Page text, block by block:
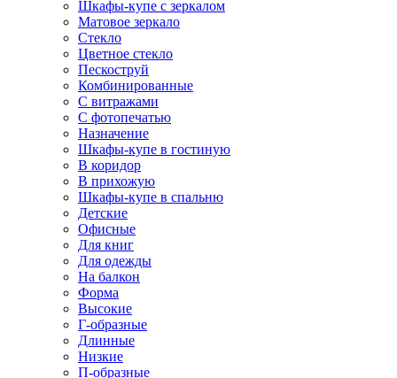
Шкафы-купе с зеркалом
Матовое зеркало
Стекло
Цветное стекло
Пескоструй
Комбинированные
С витражами
С фотопечатью
Назначение
Шкафы-купе в гостиную
В коридор
В прихожую
Шкафы-купе в спальню
Детские
Офисные
Для книг
Для одежды
На балкон
Форма
Высокие
Г-образные
Длинные
Низкие
П-образные